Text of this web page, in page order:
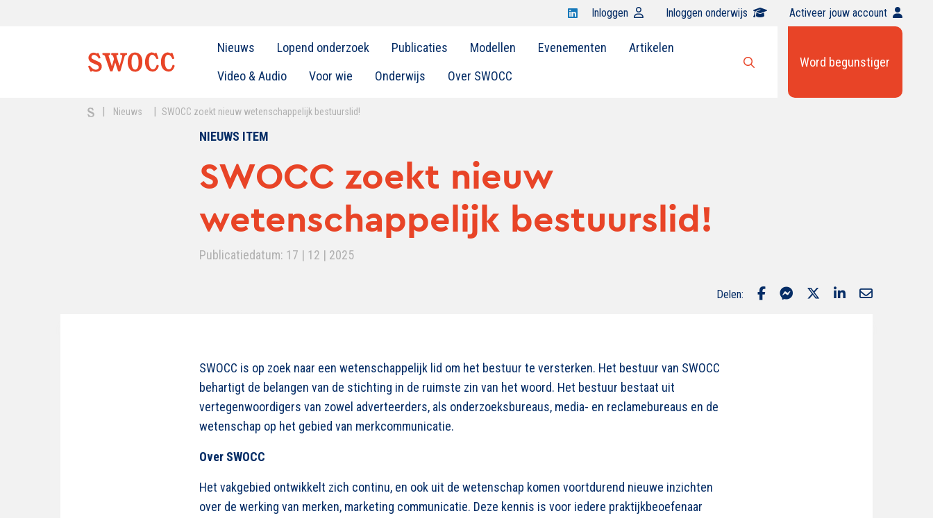
Open
op
Inloggen Inloggen onderwijs Activeer jouw account
Open
Nieuws Lopend onderzoek Publicaties Modellen Evenementen
Artikelen
Video & Audio
Voor wie Onderwijs Over SWOCC
Word begunstiger
| Nieuws | SWOCC zoekt nieuw wetenschappelijk bestuurslid!
NIEUWS ITEM
SWOCC zoekt nieuw
wetenschappelijk bestuurslid!
Publicatiedatum: 17 | 12 | 2025
Delen:
SWOCC is op zoek naar een wetenschappelijk lid om het bestuur te versterken. Het bestuur van SWOCC
behartigt de belangen van de stichting in de ruimste zin van het woord. Het bestuur bestaat uit
vertegenwoordigers van zowel adverteerders, als onderzoeksbureaus, media- en reclamebureaus en de
wetenschap op het gebied van merkcommunicatie.
Over SWOCC
Het vakgebied ontwikkelt zich continu, en ook uit de wetenschap komen voortdurend nieuwe inzichten
over de werking van merken, marketing communicatie. Deze kennis is voor iedere praktijkbeoefenaar